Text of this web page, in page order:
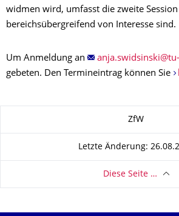
widmen wird, umfasst die zweite
bereichsübergreifend von Interesse sind.
Um Anmeldung an
gebeten. Den Termineintrag können Sie
ZfW
Letzte Änderung:
Diese Seite …